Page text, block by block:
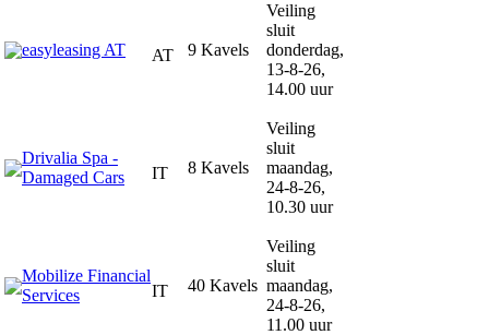
easyleasing AT AT 9 Kavels
Veiling
sluit
donderdag,
13-8-26,
14.00 uur
Drivalia Spa -
Damaged Cars
IT 8 Kavels
Veiling
sluit
maandag,
24-8-26,
10.30 uur
Mobilize Financial
Services
IT 40 Kavels
Veiling
sluit
maandag,
24-8-26,
11.00 uur